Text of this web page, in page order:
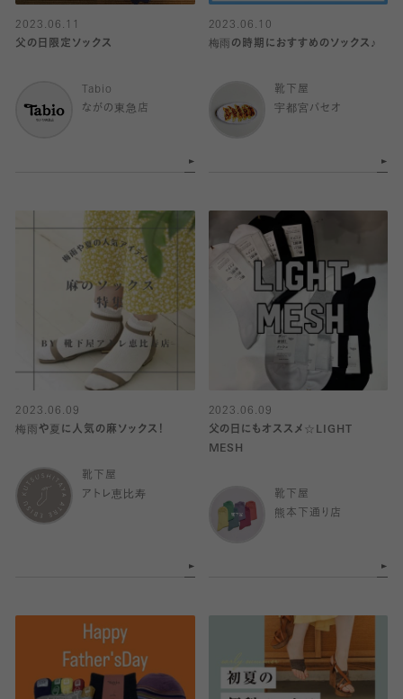
2023.06.11
父の日限定ソックス
Tabio
ながの東急店
2023.06.10
梅雨の時期におすすめのソックス♪
靴下屋
宇都宮パセオ
2023.06.09
梅雨や夏に人気の麻ソックス！
靴下屋
アトレ恵比寿
2023.06.09
父の日にもオススメ☆LIGHT
MESH
靴下屋
熊本下通り店